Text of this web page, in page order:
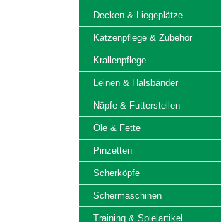
Decken & Liegeplätze
Katzenpflege & Zubehör
Krallenpflege
Leinen & Halsbänder
Näpfe & Futterstellen
Öle & Fette
Pinzetten
Scherköpfe
Schermaschinen
Training & Spielartikel